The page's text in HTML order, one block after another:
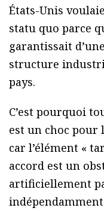
États-Unis
statu quo parce
garantissait
structure
pays.
C’est pourquoi
est un choc pour
car l’élément «
accord est un
artificiellement